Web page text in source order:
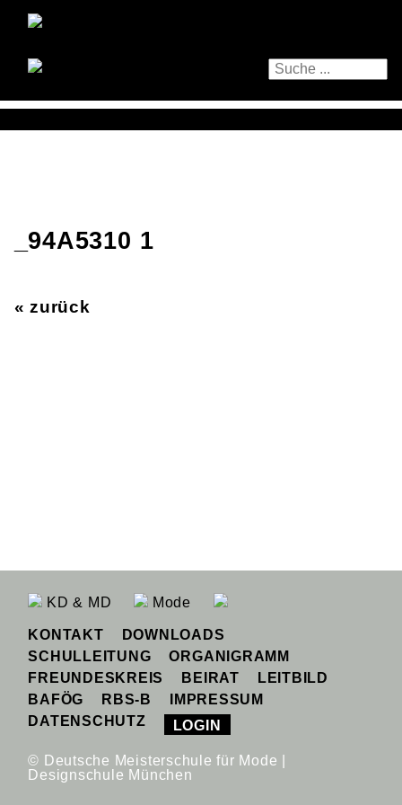
_94A5310 1
« zurück
KD & MD Mode
KONTAKT
DOWNLOADS
SCHULLEITUNG
ORGANIGRAMM
FREUNDESKREIS
BEIRAT
LEITBILD
BAFÖG
RBS-B
IMPRESSUM
DATENSCHUTZ
LOGIN
© Deutsche Meisterschule für Mode |
Designschule München